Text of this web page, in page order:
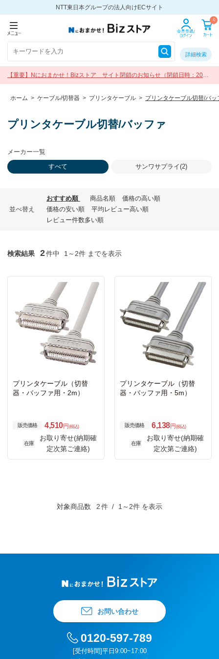
NTT東日本グループの法人向けECサイト
0
詳細検索
【重要】Nにおまかせ！Bizストア サイト閉鎖のお知らせ（閉鎖日時：2026
年9月30日 17:00）
ホーム > ケーブル/切替器 > プリンタケーブル > プリンタケーブル切替/バッ
プリンタケーブル切替/バッファ
メーカー一覧
すべて
サンワサプライ(2)
並べ替え
おすすめ順 商品名順
価格の高い順
価格の安い順
平均レビュー高い順
レビュー件数多い順
検索結果 2件中 1～2件 までを表示
プリンタケーブル（切替
器・バッファ用・2m）
販売価格 4,510円 (税込)
在庫
お取り寄せ(納期確
定次第ご連絡)
プリンタケーブル（切替
器・バッファ用・5m）
販売価格 6,138円 (税込)
在庫
お取り寄せ(納期確
定次第ご連絡)
対象商品数 2件 1～2件 を表示
お問い合わせ
0120-597-789
[受付時間]平日9:00~17:00